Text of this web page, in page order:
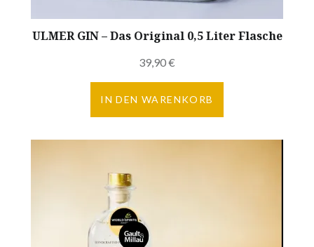
ULMER GIN – Das Original 0,5 Liter Flasche
39,90€
IN DEN WARENKORB